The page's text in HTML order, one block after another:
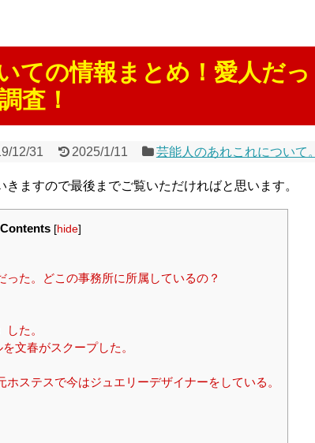
ての情報まとめ！愛人だっ
査！
12/31 2025/1/11 芸能人のあれこれについて。
ますので最後までご覧いただければと思います。
Contents [hide]
た。どこの事務所に所属しているの？
た。
文春がスクープした。
ステスで今はジュエリーデザイナーをしている。